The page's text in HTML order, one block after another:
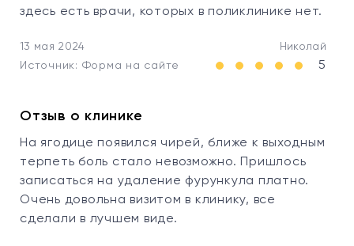
здесь есть врачи, которых в поликлинике нет.
13 мая 2024
Николай
Источник: Форма на сайте
5
Отзыв о клинике
На ягодице появился чирей, ближе к выходным
терпеть боль стало невозможно. Пришлось
записаться на удаление фурункула платно.
Очень довольна визитом в клинику, все
сделали в лучшем виде.